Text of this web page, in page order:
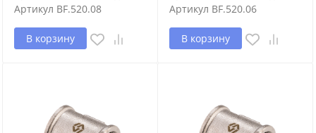
Артикул BF.520.08
В корзину
Артикул BF.520.06
В корзину